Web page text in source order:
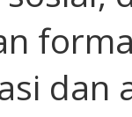
dan